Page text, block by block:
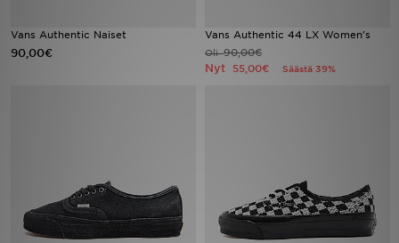
Vans Authentic Naiset
90,00€
Vans Authentic 44 LX Women's
Oli90,00€
Nyt 55,00€ Säästä 39%
Jalkapallo
Minun viestini
Asiakaspalvelu ja tietoa